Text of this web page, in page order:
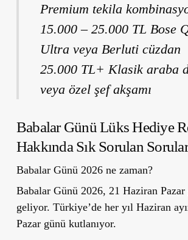
Premium tekila
15.000 – 25.000 TL Bose
Ultra veya Berluti cüzdan
25.000 TL+ Klasik araba
veya özel şef akşamı
Babalar Günü Lüks Hediye
Hakkında Sık Sorulan Sorular
Babalar Günü 2026 ne zaman?
Babalar Günü 2026, 21 Haziran Pazar
geliyor. Türkiye’de her yıl Haziran
Pazar günü kutlanıyor.